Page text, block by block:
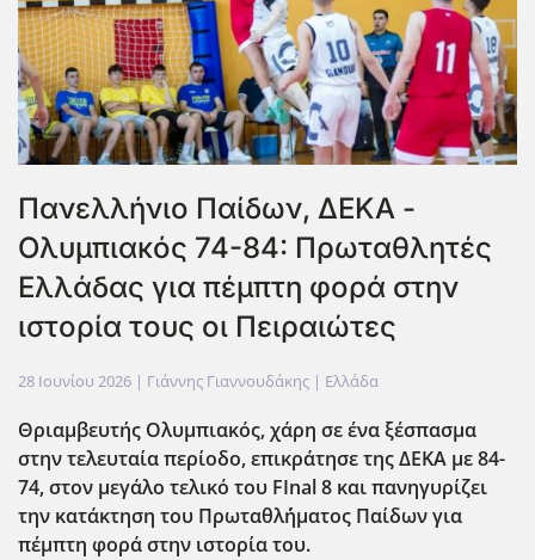
Πανελλήνιο Παίδων, ΔΕΚΑ -
Ολυμπιακός 74-84: Πρωταθλητές
Ελλάδας για πέμπτη φορά στην
ιστορία τους οι Πειραιώτες
28 Ιουνίου 2026 | Γιάννης Γιαννουδάκης | Ελλάδα
Θριαμβευτής Ολυμπιακός, χάρη σε ένα ξέσπασμα
στην τελευταία περίοδο, επικράτησε της ΔΕΚΑ με 84-
74, στον μεγάλο τελικό του FInal 8 και πανηγυρίζει
την κατάκτηση του Πρωταθλ΄ήματος Παίδων για
πέμπτη φορά στην ιστορία του.